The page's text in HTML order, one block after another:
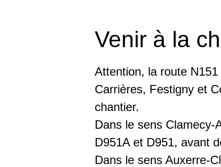
Venir à la
Attention, la route
Carrières, Festigny et
chantier.
Dans le sens Clamecy-
D951A et D951, avant
Dans le sens Auxerre-